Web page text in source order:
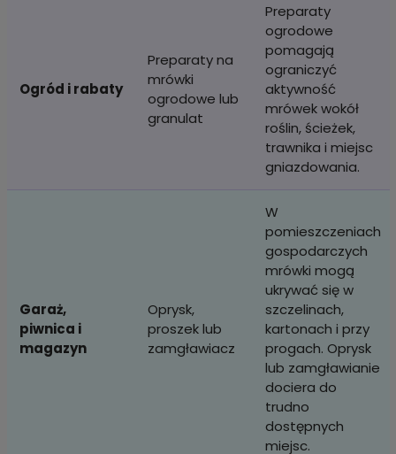
Ogród i rabaty
Preparaty na
mrówki
ogrodowe lub
granulat
Preparaty
ogrodowe
pomagają
ograniczyć
aktywność
mrówek wokół
roślin, ścieżek,
trawnika i miejsc
gniazdowania.
Garaż,
piwnica i
magazyn
Oprysk,
proszek lub
zamgławiacz
W
pomieszczeniach
gospodarczych
mrówki mogą
ukrywać się w
szczelinach,
kartonach i przy
progach. Oprysk
lub zamgławianie
dociera do
trudno
dostępnych
miejsc.